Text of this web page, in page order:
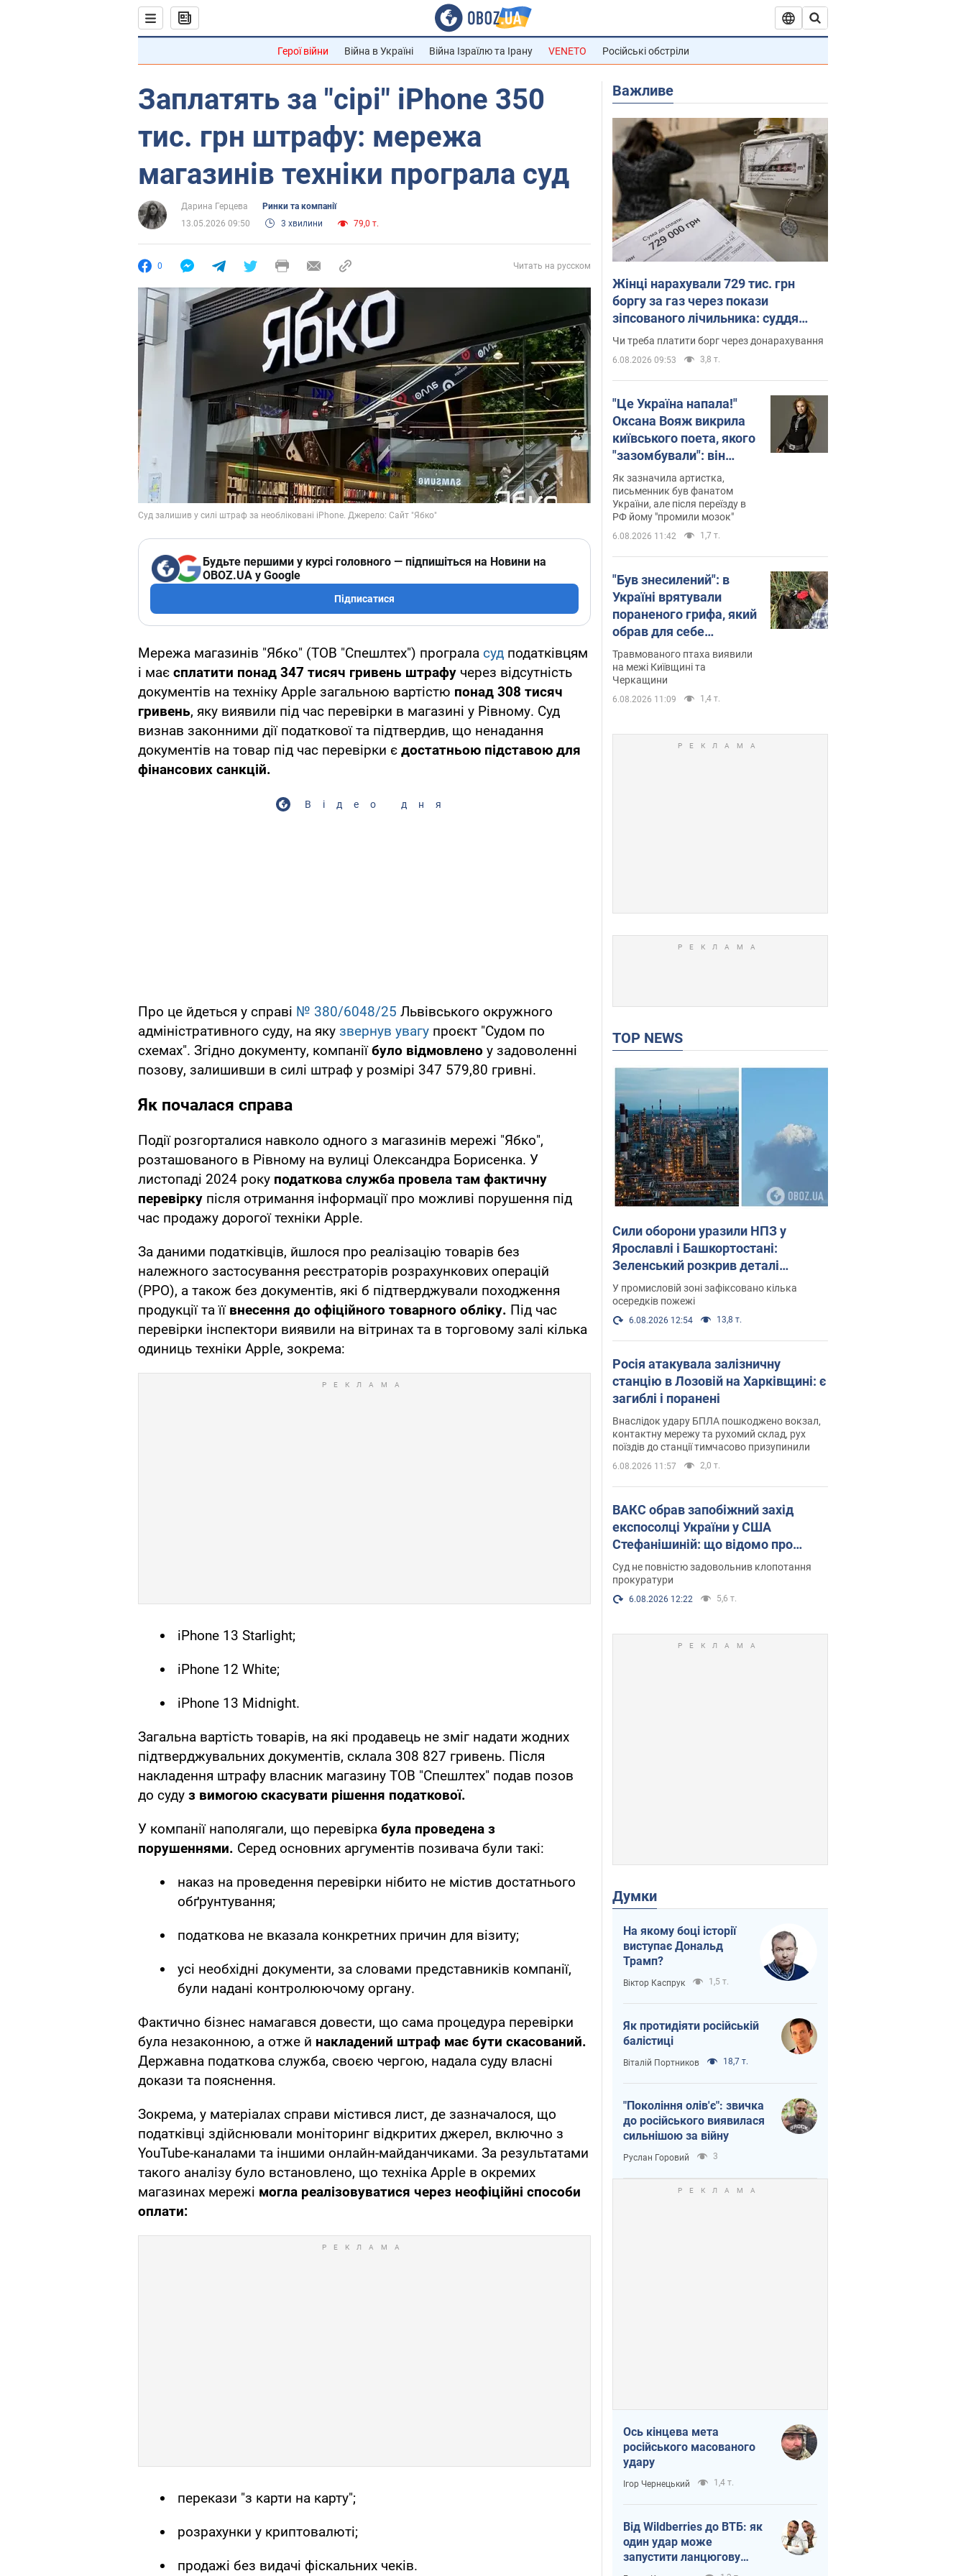
Герої війни Війна в Україні Війна Ізраїлю та Ірану VENETO Російські обстріли
Заплатять за "сірі" iPhone 350
тис. грн штрафу: мережа
магазинів техніки програла суд
Дарина Герцева
Ринки та компанії
13.05.2026 09:50
3 хвилини 79,0 т.
0 Читать на русском
Будьте першими у курсі головного — підпишіться на Новини на
OBOZ.UA у Google
Підписатися
Мережа магазинів "Ябко" (ТОВ "Спешлтех") програла суд податківцям
і має сплатити понад 347 тисяч гривень штрафу через відсутність
документів на техніку Apple загальною вартістю понад 308 тисяч
гривень, яку виявили під час перевірки в магазині у Рівному. Суд
визнав законними дії податкової та підтвердив, що ненадання
документів на товар під час перевірки є достатньою підставою для
фінансових санкцій.
Відео дня
Про це йдеться у справі № 380/6048/25 Львівського окружного
адміністративного суду, на яку звернув увагу проєкт "Судом по
схемах". Згідно документу, компаніїбуло відмовлено у задоволенні
позову, залишивши в силі штраф у розмірі 347 579,80 гривні.
Як почалася справа
Події розгорталися навколо одного з магазинів мережі "Ябко",
розташованого в Рівному на вулиці Олександра Борисенка. У
листопаді 2024 року податкова служба провела там фактичну
перевірку після отримання інформації про можливі порушення під
час продажу дорогої техніки Apple.
За даними податківців, йшлося про реалізацію товарів без
належного застосування реєстраторів розрахункових операцій
(РРО), а також без документів, які б підтверджували походження
продукції та її внесення до офіційного товарного обліку. Під час
перевірки інспектори виявили на вітринах та в торговому залі кілька
одиниць техніки Apple, зокрема:
iPhone 13 Starlight;
iPhone 12 White;
iPhone 13 Midnight.
Загальна вартість товарів, на які продавець не зміг надати жодних
підтверджувальних документів, склала 308 827 гривень. Після
накладення штрафу власник магазину ТОВ "Спешлтех" подав позов
до суду з вимогою скасувати рішення податкової.
У компанії наполягали, що перевірка була проведена з
порушеннями. Серед основних аргументів позивача були такі:
наказ на проведення перевірки нібито не містив достатнього
обґрунтування;
податкова не вказала конкретних причин для візиту;
усі необхідні документи, за словами представників компанії,
були надані контролюючому органу.
Фактично бізнес намагався довести, що сама процедура перевірки
була незаконною, а отже й накладений штраф має бути скасований.
Державна податкова служба, своєю чергою, надала суду власні
докази та пояснення.
Зокрема, у матеріалах справи містився лист, де зазначалося, що
податківці здійснювали моніторинг відкритих джерел, включно з
YouTube-каналами та іншими онлайн-майданчиками. За результатами
такого аналізу було встановлено, що техніка Apple в окремих
магазинах мережі могла реалізовуватися через неофіційні способи
оплати:
перекази "з карти на карту";
розрахунки у криптовалюті;
продажі без видачі фіскальних чеків.
Важливе
Жінці нарахували 729 тис. грн
боргу за газ через покази
зіпсованого лічильника: суддя
ухвалив неочікуване рішення
Чи треба платити борг через донарахування
6.08.2026 09:53 3,8 т.
"Це Україна напала!"
Оксана Вояж викрила
київського поета, якого
"зазомбували": він
навіть російської не
знав, а тепер хоче
геноциду українців
Як зазначила артистка,
письменник був фанатом
України, але після переїзду в
РФ йому "промили мозок"
6.08.2026 11:42 1,7 т.
"Був знесилений": в
Україні врятували
пораненого грифа, який
обрав для себе
нетиповий маршрут.
Фото
Травмованого птаха виявили
на межі Київщині та
Черкащини
6.08.2026 11:09 1,4 т.
TOP NEWS
Сили оборони уразили НПЗ у
Ярославлі і Башкортостані:
Зеленський розкрив деталі
операції. Фото і відео
У промисловій зоні зафіксовано кілька
осередків пожежі
6.08.2026 12:54 13,8 т.
Росія атакувала залізничну
станцію в Лозовій на Харківщині: є
загиблі і поранені
Внаслідок удару БПЛА пошкоджено вокзал,
контактну мережу та рухомий склад, рух
поїздів до станції тимчасово призупинили
6.08.2026 11:57 2,0 т.
ВАКС обрав запобіжний захід
експосолці України у США
Стефанішиній: що відомо про
справу
Суд не повністю задовольнив клопотання
прокуратури
6.08.2026 12:22 5,6 т.
Думки
На якому боці історії
виступає Дональд
Трамп?
Віктор Каспрук 1,5 т.
Як протидіяти російській
балістиці
Віталій Портников 18,7 т.
"Покоління олів'є": звичка
до російського виявилася
сильнішою за війну
Руслан Горовий 3
Ось кінцева мета
російського масованого
удару
Ігор Чернецький 1,4 т.
Від Wildberries до ВТБ: як
один удар може
запустити ланцюгову
реакцію в Росії